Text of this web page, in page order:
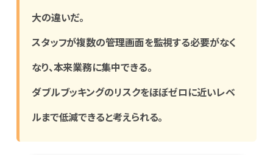
大の違いだ。
スタッフが複数の管理画面を監視する必要がなく
なり、本来業務に集中できる。
ダブルブッキングのリスクをほぼゼロに近いレベ
ルまで低減できると考えられる。